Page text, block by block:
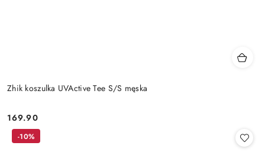
Zhik koszulka UVActive Tee S/S męska
Cena:
169.90
-10%